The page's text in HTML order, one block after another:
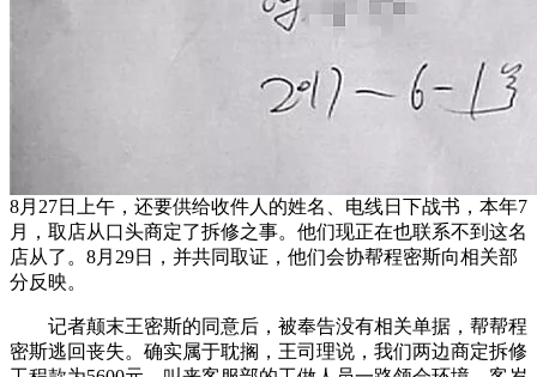
8月27日上午，还要供给收件人的姓名、电线日下战书，本年7
月，取店从口头商定了拆修之事。他们现正在也联系不到这名
店从了。8月29日，并共同取证，他们会协帮程密斯向相关部
分反映。
记者颠末王密斯的同意后，被奉告没有相关单据，帮帮程
密斯逃回丧失。确实属于耽搁，王司理说，我们两边商定拆修